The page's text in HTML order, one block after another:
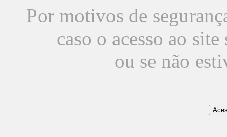
Por motivos de
caso o acesso ao
ou se não